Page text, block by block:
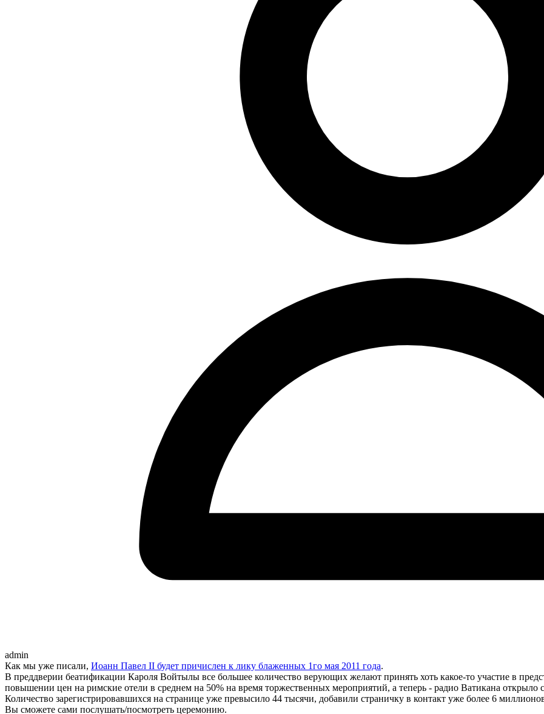
admin
Как мы уже писали, Иоанн Павел II будет причислен к лику блаженных 1го мая 2011 года.
В преддверии беатификации Кароля Войтылы все большее количество верующих желают принять хоть какое-то участие в
повышении цен на римские отели в среднем на 50% на время торжественных мероприятий, а теперь - радио Ватикана открыло
Количество зарегистрировавшихся на странице уже превысило 44 тысячи, добавили страничку в контакт уже более 6
Вы сможете сами послушать/посмотреть церемонию.